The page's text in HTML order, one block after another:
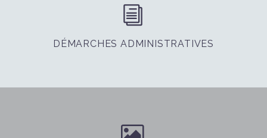
i
i
DÉMARCHES ADMINISTRATIVES